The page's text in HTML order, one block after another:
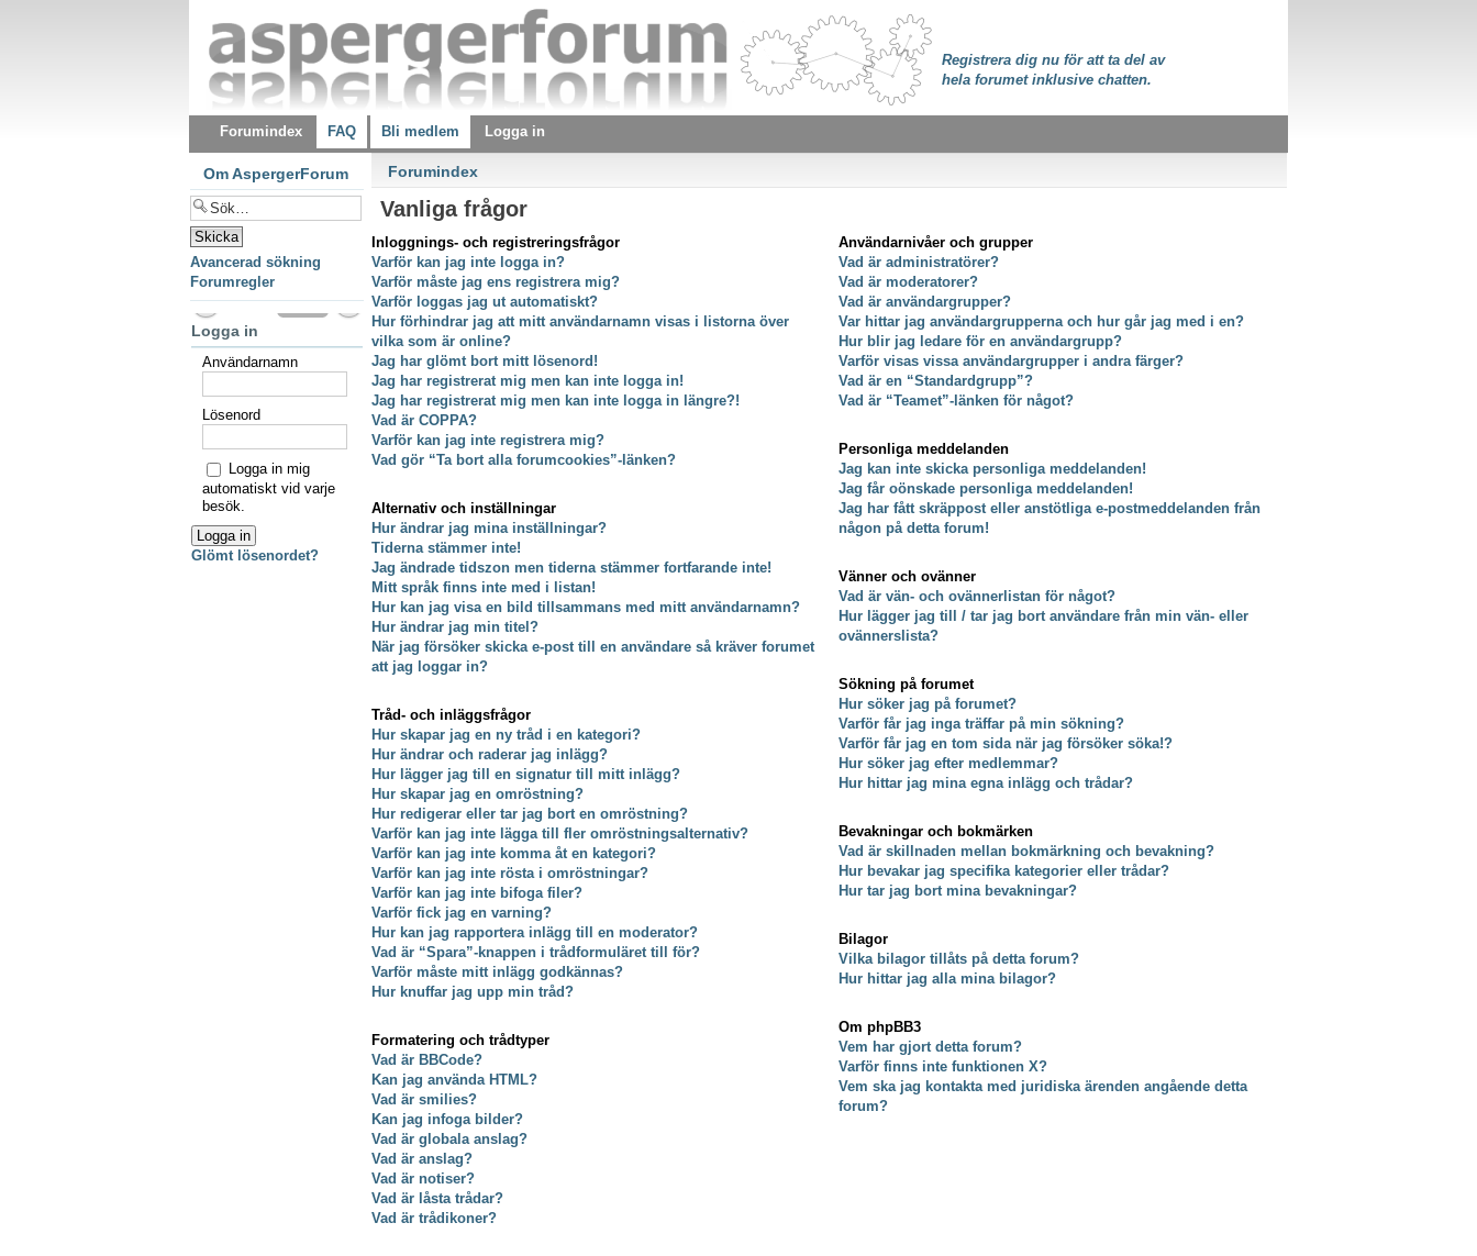
Registrera dig nu för att ta del av
hela forumet inklusive chatten.
Forumindex FAQ Bli medlem Logga in
Forumindex
Vanliga frågor
Inloggnings- och registreringsfrågor
Varför kan jag inte logga in?
Varför måste jag ens registrera mig?
Varför loggas jag ut automatiskt?
Hur förhindrar jag att mitt användarnamn visas i listorna över
vilka som är online?
Jag har glömt bort mitt lösenord!
Jag har registrerat mig men kan inte logga in!
Jag har registrerat mig men kan inte logga in längre?!
Vad är COPPA?
Varför kan jag inte registrera mig?
Vad gör “Ta bort alla forumcookies”-länken?
Alternativ och inställningar
Hur ändrar jag mina inställningar?
Tiderna stämmer inte!
Jag ändrade tidszon men tiderna stämmer fortfarande inte!
Mitt språk finns inte med i listan!
Hur kan jag visa en bild tillsammans med mitt användarnamn?
Hur ändrar jag min titel?
När jag försöker skicka e-post till en användare så kräver forumet
att jag loggar in?
Tråd- och inläggsfrågor
Hur skapar jag en ny tråd i en kategori?
Hur ändrar och raderar jag inlägg?
Hur lägger jag till en signatur till mitt inlägg?
Hur skapar jag en omröstning?
Hur redigerar eller tar jag bort en omröstning?
Varför kan jag inte lägga till fler omröstningsalternativ?
Varför kan jag inte komma åt en kategori?
Varför kan jag inte rösta i omröstningar?
Varför kan jag inte bifoga filer?
Varför fick jag en varning?
Hur kan jag rapportera inlägg till en moderator?
Vad är “Spara”-knappen i trådformuläret till för?
Varför måste mitt inlägg godkännas?
Hur knuffar jag upp min tråd?
Formatering och trådtyper
Vad är BBCode?
Kan jag använda HTML?
Vad är smilies?
Kan jag infoga bilder?
Vad är globala anslag?
Vad är anslag?
Vad är notiser?
Vad är låsta trådar?
Vad är trådikoner?
Användarnivåer och grupper
Vad är administratörer?
Vad är moderatorer?
Vad är användargrupper?
Var hittar jag användargrupperna och hur går jag med i en?
Hur blir jag ledare för en användargrupp?
Varför visas vissa användargrupper i andra färger?
Vad är en “Standardgrupp”?
Vad är “Teamet”-länken för något?
Personliga meddelanden
Jag kan inte skicka personliga meddelanden!
Jag får oönskade personliga meddelanden!
Jag har fått skräppost eller anstötliga e-postmeddelanden från
någon på detta forum!
Vänner och ovänner
Vad är vän- och ovännerlistan för något?
Hur lägger jag till / tar jag bort användare från min vän- eller
ovännerslista?
Sökning på forumet
Hur söker jag på forumet?
Varför får jag inga träffar på min sökning?
Varför får jag en tom sida när jag försöker söka!?
Hur söker jag efter medlemmar?
Hur hittar jag mina egna inlägg och trådar?
Bevakningar och bokmärken
Vad är skillnaden mellan bokmärkning och bevakning?
Hur bevakar jag specifika kategorier eller trådar?
Hur tar jag bort mina bevakningar?
Bilagor
Vilka bilagor tillåts på detta forum?
Hur hittar jag alla mina bilagor?
Om phpBB3
Vem har gjort detta forum?
Varför finns inte funktionen X?
Vem ska jag kontakta med juridiska ärenden angående detta
forum?
Om AspergerForum
Avancerad sökning
Forumregler
Logga in
Användarnamn
Lösenord
Logga in mig
automatiskt vid varje
besök.
Glömt lösenordet?